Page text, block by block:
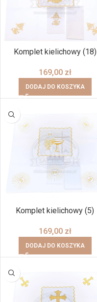
Komplet kielichowy (18)
169,00 zł
DODAJ DO KOSZYKA
Komplet kielichowy (5)
169,00 zł
DODAJ DO KOSZYKA